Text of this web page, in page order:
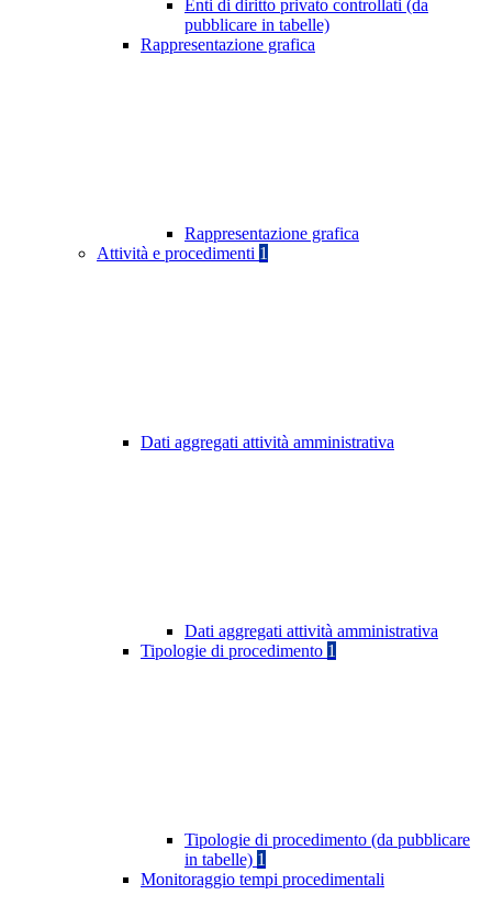
Enti di diritto privato controllati (da
pubblicare in tabelle)
Rappresentazione grafica
Rappresentazione grafica
Attività e procedimenti 1
Dati aggregati attività amministrativa
Dati aggregati attività amministrativa
Tipologie di procedimento 1
Tipologie di procedimento (da pubblicare
in tabelle) 1
Monitoraggio tempi procedimentali